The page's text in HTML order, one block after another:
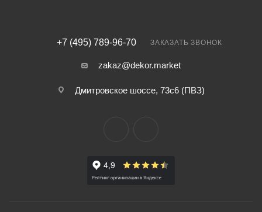
+7 (495) 789-96-70 ЗАКАЗАТЬ ЗВОНОК
zakaz@dekor.market
Дмитровское шоссе, 73с6 (ПВЗ)